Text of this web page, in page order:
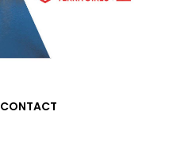
CONTACT